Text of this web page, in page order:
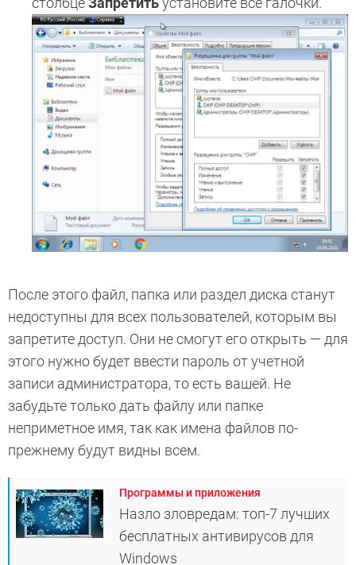
После этого файл, папка или раздел диска станут
недоступны для всех пользователей, которым вы
запретите доступ. Они не смогут его открыть — для
этого нужно будет ввести пароль от учетной
записи администратора, то есть вашей. Не
забудьте только дать файлу или папке
неприметное имя, так как имена файлов по-
прежнему будут видны всем.
Программы и приложения
Назло зловредам: топ-7 лучших
бесплатных антивирусов для
Windows